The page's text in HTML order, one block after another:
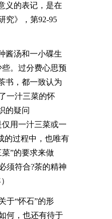
义的表记，是在
究》，第92-95
酱汤和一小碟生
。过分费心思预
书，都一致认为
一汁三菜的怀
的疑问
用一汁三菜或一
的过程中，也唯有
”的要求来做
须符合?茶的精神
于“怀石”的形
何，也还有待于